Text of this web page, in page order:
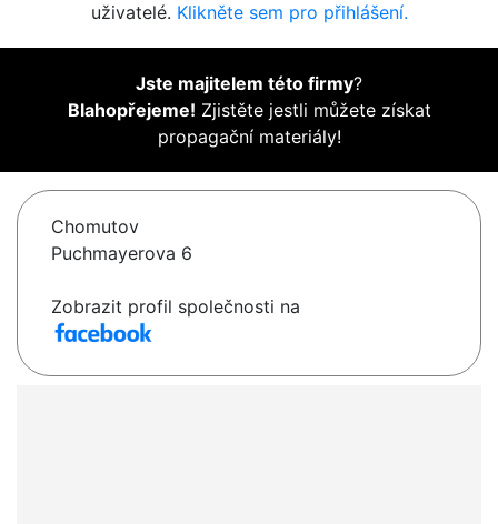
uživatelé. Klikněte sem pro přihlášení.
Jste majitelem této firmy?
Blahopřejeme! Zjistěte jestli můžete získat
propagační materiály!
Chomutov
Puchmayerova 6
Zobrazit profil společnosti na